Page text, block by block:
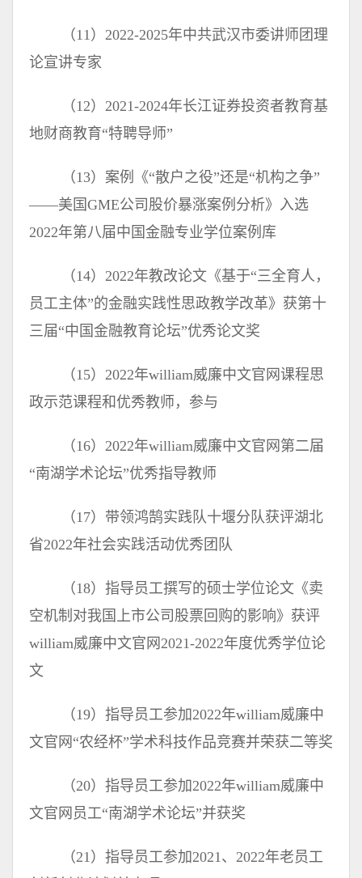
（11）2022-2025年中共武汉市委讲师团理
论宣讲专家
（12）2021-2024年长江证券投资者教育基
地财商教育“特聘导师”
（13）案例《“散户之役”还是“机构之争”
——美国GME公司股价暴涨案例分析》入选
2022年第八届中国金融专业学位案例库
（14）2022年教改论文《基于“三全育人，
员工主体”的金融实践性思政教学改革》获第十
三届“中国金融教育论坛”优秀论文奖
（15）2022年william威廉中文官网课程思
政示范课程和优秀教师，参与
（16）2022年william威廉中文官网第二届
“南湖学术论坛”优秀指导教师
（17）带领鸿鹄实践队十堰分队获评湖北
省2022年社会实践活动优秀团队
（18）指导员工撰写的硕士学位论文《卖
空机制对我国上市公司股票回购的影响》获评
william威廉中文官网2021-2022年度优秀学位论
文
（19）指导员工参加2022年william威廉中
文官网“农经杯”学术科技作品竞赛并荣获二等奖
（20）指导员工参加2022年william威廉中
文官网员工“南湖学术论坛”并获奖
（21）指导员工参加2021、2022年老员工